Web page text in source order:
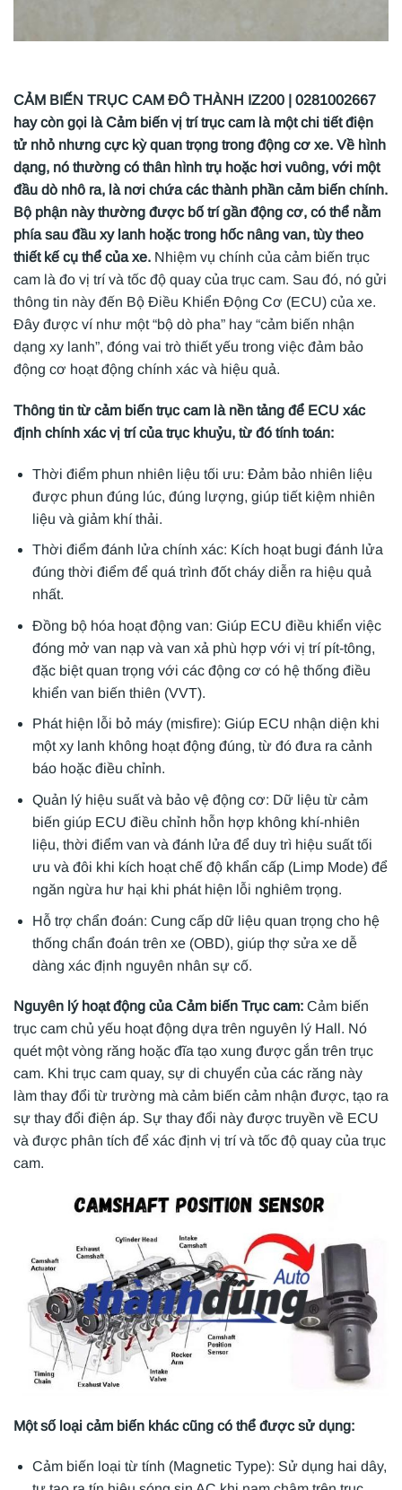
CẢM BIẾN TRỤC CAM ĐÔ THÀNH IZ200 | 0281002667
hay còn gọi là Cảm biến vị trí trục cam là một chi tiết điện
tử nhỏ nhưng cực kỳ quan trọng trong động cơ xe. Về hình
dạng, nó thường có thân hình trụ hoặc hơi vuông, với một
đầu dò nhô ra, là nơi chứa các thành phần cảm biến chính.
Bộ phận này thường được bố trí gần động cơ, có thể nằm
phía sau đầu xy lanh hoặc trong hốc nâng van, tùy theo
thiết kế cụ thể của xe. Nhiệm vụ chính của cảm biến trục
cam là đo vị trí và tốc độ quay của trục cam. Sau đó, nó gửi
thông tin này đến Bộ Điều Khiển Động Cơ (ECU) của xe.
Đây được ví như một “bộ dò pha” hay “cảm biến nhận
dạng xy lanh”, đóng vai trò thiết yếu trong việc đảm bảo
động cơ hoạt động chính xác và hiệu quả.
Thông tin từ cảm biến trục cam là nền tảng để ECU xác
định chính xác vị trí của trục khuỷu, từ đó tính toán:
Thời điểm phun nhiên liệu tối ưu: Đảm bảo nhiên liệu
được phun đúng lúc, đúng lượng, giúp tiết kiệm nhiên
liệu và giảm khí thải.
Thời điểm đánh lửa chính xác: Kích hoạt bugi đánh lửa
đúng thời điểm để quá trình đốt cháy diễn ra hiệu quả
nhất.
Đồng bộ hóa hoạt động van: Giúp ECU điều khiển việc
đóng mở van nạp và van xả phù hợp với vị trí pít-tông,
đặc biệt quan trọng với các động cơ có hệ thống điều
khiển van biến thiên (VVT).
Phát hiện lỗi bỏ máy (misfire): Giúp ECU nhận diện khi
một xy lanh không hoạt động đúng, từ đó đưa ra cảnh
báo hoặc điều chỉnh.
Quản lý hiệu suất và bảo vệ động cơ: Dữ liệu từ cảm
biến giúp ECU điều chỉnh hỗn hợp không khí-nhiên
liệu, thời điểm van và đánh lửa để duy trì hiệu suất tối
ưu và đôi khi kích hoạt chế độ khẩn cấp (Limp Mode) để
ngăn ngừa hư hại khi phát hiện lỗi nghiêm trọng.
Hỗ trợ chẩn đoán: Cung cấp dữ liệu quan trọng cho hệ
thống chẩn đoán trên xe (OBD), giúp thợ sửa xe dễ
dàng xác định nguyên nhân sự cố.
Nguyên lý hoạt động của Cảm biến Trục cam: Cảm biến
trục cam chủ yếu hoạt động dựa trên nguyên lý Hall. Nó
quét một vòng răng hoặc đĩa tạo xung được gắn trên trục
cam. Khi trục cam quay, sự di chuyển của các răng này
làm thay đổi từ trường mà cảm biến cảm nhận được, tạo ra
sự thay đổi điện áp. Sự thay đổi này được truyền về ECU
và được phân tích để xác định vị trí và tốc độ quay của trục
cam.
Một số loại cảm biến khác cũng có thể được sử dụng:
Cảm biến loại từ tính (Magnetic Type): Sử dụng hai dây,